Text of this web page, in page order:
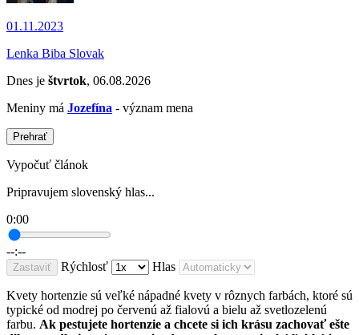
01.11.2023
Lenka Biba Slovak
Dnes je štvrtok, 06.08.2026
Meniny má Jozefína - význam mena
Prehrať
Vypočuť článok
Pripravujem slovenský hlas...
0:00
--:--
Zastaviť Rýchlosť Hlas
Kvety hortenzie sú veľké nápadné kvety v rôznych farbách, ktoré sú
typické od modrej po červenú až fialovú a bielu až svetlozelenú
farbu. Ak pestujete hortenzie a chcete si ich krásu zachovať ešte